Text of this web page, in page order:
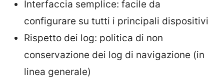
Interfaccia semplice: facile da
configurare su tutti i principali dispositivi
Rispetto dei log: politica di non
conservazione dei log di navigazione (in
linea generale)